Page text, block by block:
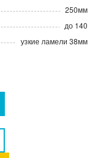
250мм
до 140
узкие ламели 38мм